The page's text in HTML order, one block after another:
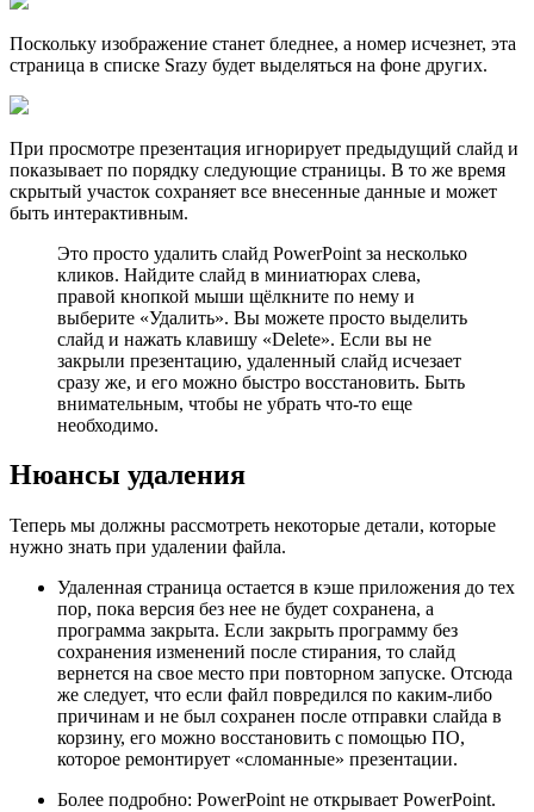
Поскольку изображение станет бледнее, а номер исчезнет, эта
страница в списке Srazy будет выделяться на фоне других.
При просмотре презентация игнорирует предыдущий слайд и
показывает по порядку следующие страницы. В то же время
скрытый участок сохраняет все внесенные данные и может
быть интерактивным.
Это просто удалить слайд PowerPoint за несколько
кликов. Найдите слайд в миниатюрах слева,
правой кнопкой мыши щёлкните по нему и
выберите «Удалить». Вы можете просто выделить
слайд и нажать клавишу «Delete». Если вы не
закрыли презентацию, удаленный слайд исчезает
сразу же, и его можно быстро восстановить. Быть
внимательным, чтобы не убрать что-то еще
необходимо.
Нюансы удаления
Теперь мы должны рассмотреть некоторые детали, которые
нужно знать при удалении файла.
Удаленная страница остается в кэше приложения до тех
пор, пока версия без нее не будет сохранена, а
программа закрыта. Если закрыть программу без
сохранения изменений после стирания, то слайд
вернется на свое место при повторном запуске. Отсюда
же следует, что если файл повредился по каким-либо
причинам и не был сохранен после отправки слайда в
корзину, его можно восстановить с помощью ПО,
которое ремонтирует «сломанные» презентации.
Более подробно: PowerPoint не открывает PowerPoint.